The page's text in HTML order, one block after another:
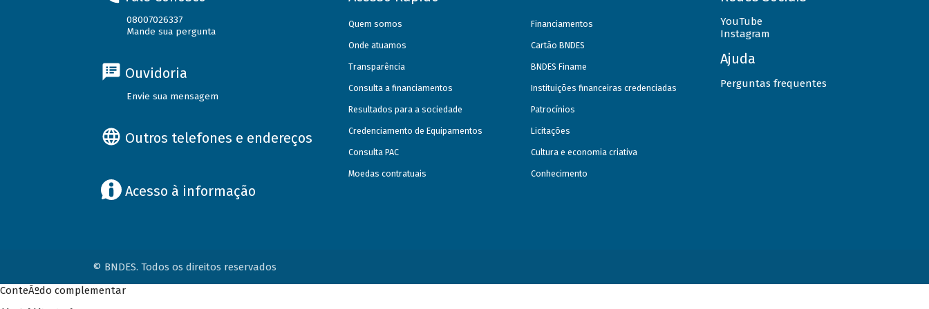
08007026337
Mande sua pergunta
Ouvidoria
Envie sua mensagem
Outros telefones e endereços
Acesso à informação
Quem somos
Onde atuamos
Transparência
Consulta a financiamentos
Resultados para a sociedade
Credenciamento de Equipamentos
Consulta PAC
Moedas contratuais
Financiamentos
Cartão BNDES
BNDES Finame
Instituições financeiras credenciadas
Patrocínios
Licitações
Cultura e economia criativa
Conhecimento
YouTube
Instagram
Ajuda
Perguntas frequentes
© BNDES. Todos os direitos reservados
ConteÃºdo complementar